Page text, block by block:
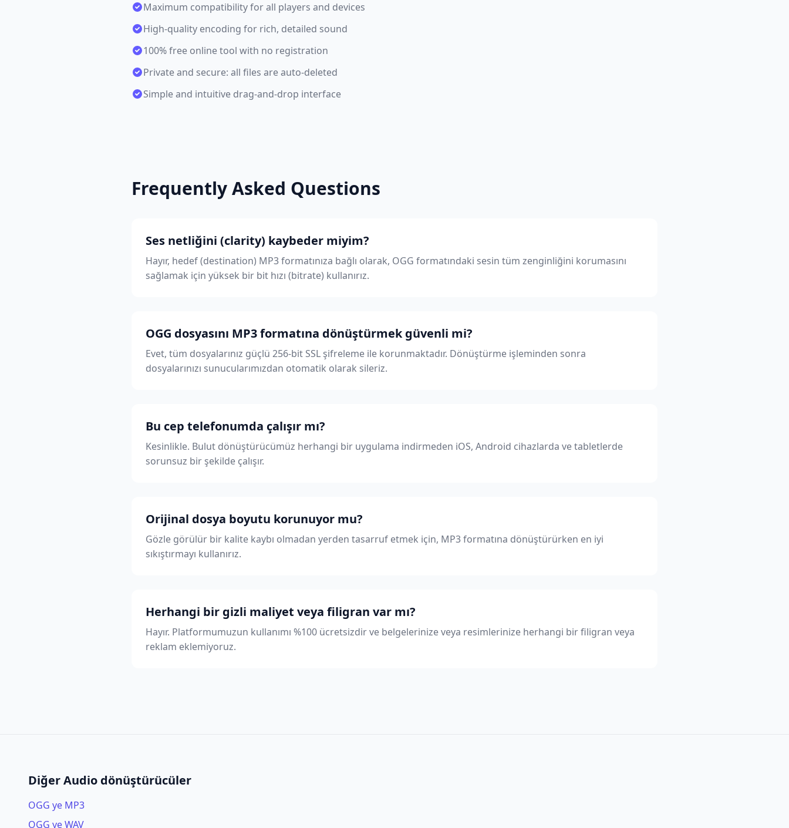
Maximum compatibility for all players and devices
High-quality encoding for rich, detailed sound
100% free online tool with no registration
Private and secure: all files are auto-deleted
Simple and intuitive drag-and-drop interface
Frequently Asked Questions
Ses netliğini (clarity) kaybeder miyim?
Hayır, hedef (destination) MP3 formatınıza bağlı olarak, OGG formatındaki sesin tüm zenginliğini korumasını
sağlamak için yüksek bir bit hızı (bitrate) kullanırız.
OGG dosyasını MP3 formatına dönüştürmek güvenli mi?
Evet, tüm dosyalarınız güçlü 256-bit SSL şifreleme ile korunmaktadır. Dönüştürme işleminden sonra
dosyalarınızı sunucularımızdan otomatik olarak sileriz.
Bu cep telefonumda çalışır mı?
Kesinlikle. Bulut dönüştürücümüz herhangi bir uygulama indirmeden iOS, Android cihazlarda ve tabletlerde
sorunsuz bir şekilde çalışır.
Orijinal dosya boyutu korunuyor mu?
Gözle görülür bir kalite kaybı olmadan yerden tasarruf etmek için, MP3 formatına dönüştürürken en iyi
sıkıştırmayı kullanırız.
Herhangi bir gizli maliyet veya filigran var mı?
Hayır. Platformumuzun kullanımı %100 ücretsizdir ve belgelerinize veya resimlerinize herhangi bir filigran veya
reklam eklemiyoruz.
Diğer Audio dönüştürücüler
OGG ye MP3
OGG ye WAV